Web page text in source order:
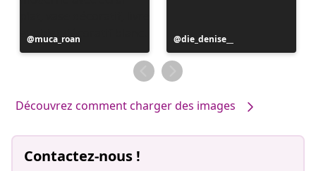
Publication
publiée
muca_roan
Publication
publiée
par
die_denise__
Découvrez comment charger des images
Contactez-nous !